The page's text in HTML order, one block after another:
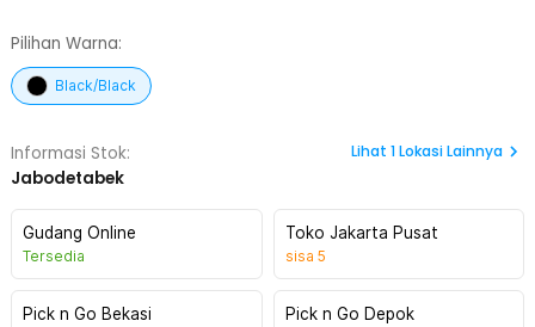
Pilihan Warna:
Black/Black
Informasi Stok:
Jabodetabek
Lihat 1Lokasi Lainnya
Gudang Online
Tersedia
Toko Jakarta Pusat
sisa 5
Pick n Go Bekasi Pick n Go Depok